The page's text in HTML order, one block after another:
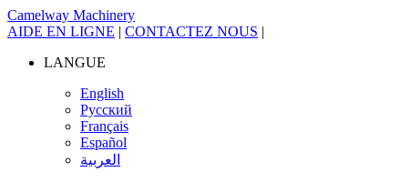
Camelway Machinery
AIDE EN LIGNE | CONTACTEZ NOUS |
LANGUE
English
Русский
Français
Español
العربية